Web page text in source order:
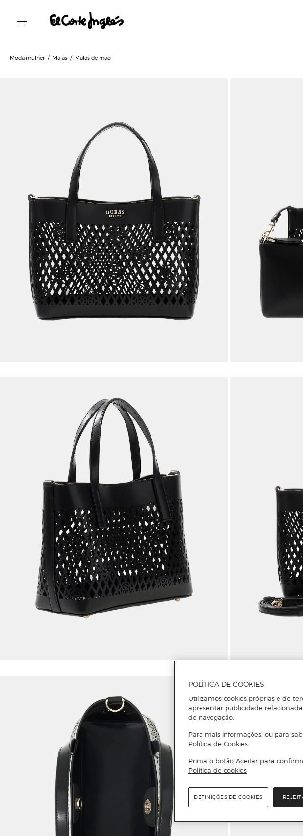
Moda mulher Malas Malas de mão
POLÍTICA DE COOKIES
Utilizamos cookies próprias e de
apresentar publicidade
de navegação.
Para mais informações, ou para
Política de Cookies.
Prima o botão Aceitar para
Política de cookies
DEFINIÇÕES DE COOKIES